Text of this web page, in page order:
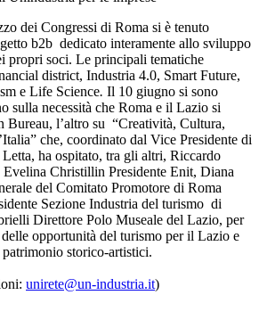
dei Congressi di Roma si è tenuto
b2b dedicato interamente allo sviluppo
propri soci. Le principali tematiche
district, Industria 4.0, Smart Future,
e Life Science. Il 10 giugno si sono
sulla necessità che Roma e il Lazio si
Bureau, l’altro su “Creatività, Cultura,
che, coordinato dal Vice Presidente di
ha ospitato, tra gli altri, Riccardo
Christillin Presidente Enit, Diana
del Comitato Promotore di Roma
Sezione Industria del turismo di
Direttore Polo Museale del Lazio, per
opportunità del turismo per il Lazio e
storico-artistici.
unirete@un-industria.it)